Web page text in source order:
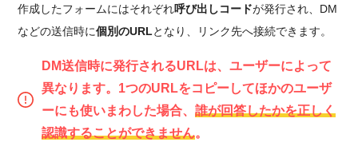
作成したフォームにはそれぞれ呼び出しコードが発行され、DM
などの送信時に個別のURLとなり、リンク先へ接続できます。
DM送信時に発行されるURLは、ユーザーによって
異なります。1つのURLをコピーしてほかのユーザ
ーにも使いまわした場合、誰が回答したかを正しく
認識することができません。